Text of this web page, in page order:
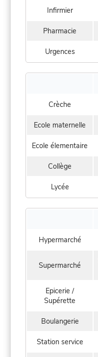
Infirmier
Pharmacie
Urgences
Crèche
Ecole maternelle
Ecole élementaire
Collège
Lycée
Hypermarché
Supermarché
Epicerie /
Supérette
Boulangerie
Station service